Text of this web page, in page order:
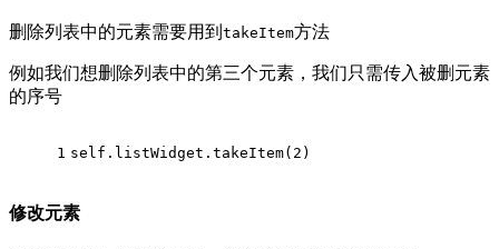
删除列表中的元素需要用到 takeItem方法
例如我们想删除列表中的第三个元素，我们只需传入被删元素
的序号
1 self.listWidget.takeItem( 2 )
修改元素